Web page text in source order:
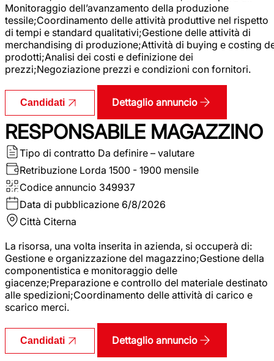
Monitoraggio dell’avanzamento della produzione
tessile;Coordinamento delle attività produttive nel rispetto
di tempi e standard qualitativi;Gestione delle attività di
merchandising di produzione;Attività di buying e costing
prodotti;Analisi dei costi e definizione dei
prezzi;Negoziazione prezzi e condizioni con fornitori.
Candidati Dettaglio annuncio
RESPONSABILE MAGAZZINO
Tipo di contratto Da definire – valutare
Retribuzione Lorda 1500 - 1900 mensile
Codice annuncio 349937
Data di pubblicazione 6/8/2026
Città Citerna
La risorsa, una volta inserita in azienda, si occuperà di:
Gestione e organizzazione del magazzino;Gestione della
componentistica e monitoraggio delle
giacenze;Preparazione e controllo del materiale destinato
alle spedizioni;Coordinamento delle attività di carico e
scarico merci.
Candidati Dettaglio annuncio